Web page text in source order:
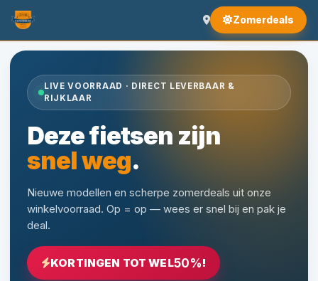
Zomerdeals
LIVE VOORRAAD · DIRECT LEVERBAAR &
RIJKLAAR
Deze fietsen zijn
snel weg.
Nieuwe modellen en scherpe zomerdeals uit onze
winkelvoorraad. Op = op — wees er snel bij en pak je
deal.
KORTINGEN TOT WEL50%!